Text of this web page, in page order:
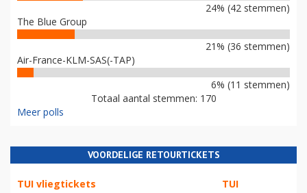
24% (42 stemmen)
The Blue Group
21% (36 stemmen)
Air-France-KLM-SAS(-TAP)
6% (11 stemmen)
Totaal aantal stemmen: 170
Meer polls
VOORDELIGE RETOURTICKETS
TUI vliegtickets TUI